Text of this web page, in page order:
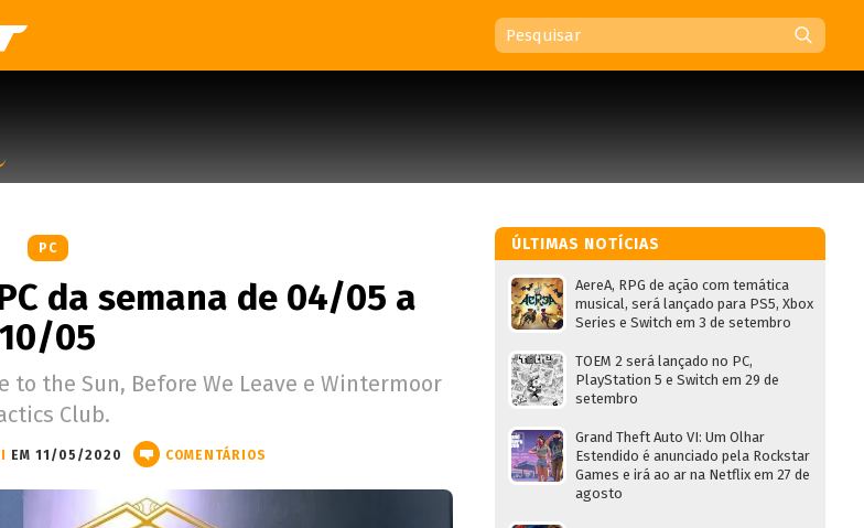
PC
da semana de 04/05 a
10/05
to the Sun, Before We Leave e Wintermoor
Club.
EM 11/05/2020 COMENTÁRIOS
ÚLTIMAS NOTÍCIAS
AereA, RPG de ação com temática
musical, será lançado para PS5, Xbox
Series e Switch em 3 de setembro
TOEM 2 será lançado no PC,
PlayStation 5 e Switch em 29 de
setembro
Grand Theft Auto VI: Um Olhar
Estendido é anunciado pela Rockstar
Games e irá ao ar na Netflix em 27 de
agosto